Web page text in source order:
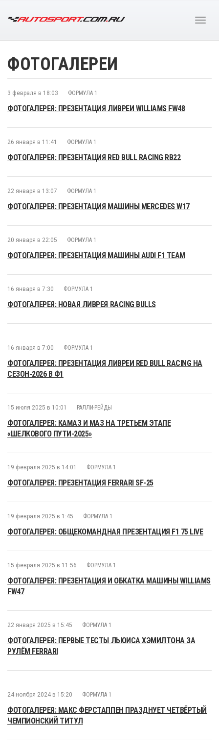
ФОТОГАЛЕРЕИ
3 февраля в 18:03 ФОРМУЛА 1
ФОТОГАЛЕРЕЯ: ПРЕЗЕНТАЦИЯ ЛИВРЕИ WILLIAMS FW48
26 января в 11:41 ФОРМУЛА 1
ФОТОГАЛЕРЕЯ: ПРЕЗЕНТАЦИЯ RED BULL RACING RB22
22 января в 13:07 ФОРМУЛА 1
ФОТОГАЛЕРЕЯ: ПРЕЗЕНТАЦИЯ МАШИНЫ MERCEDES W17
20 января в 22:05 ФОРМУЛА 1
ФОТОГАЛЕРЕЯ: ПРЕЗЕНТАЦИЯ МАШИНЫ AUDI F1 TEAM
16 января в 7:30 ФОРМУЛА 1
ФОТОГАЛЕРЕЯ: НОВАЯ ЛИВРЕЯ RACING BULLS
16 января в 7:00 ФОРМУЛА 1
ФОТОГАЛЕРЕЯ: ПРЕЗЕНТАЦИЯ ЛИВРЕИ RED BULL RACING НА
СЕЗОН-2026 В Ф1
15 июля 2025 в 10:01 РАЛЛИ-РЕЙДЫ
ФОТОГАЛЕРЕЯ: КАМАЗ И МАЗ НА ТРЕТЬЕМ ЭТАПЕ
«ШЕЛКОВОГО ПУТИ-2025»
19 февраля 2025 в 14:01 ФОРМУЛА 1
ФОТОГАЛЕРЕЯ: ПРЕЗЕНТАЦИЯ FERRARI SF-25
19 февраля 2025 в 1:45 ФОРМУЛА 1
ФОТОГАЛЕРЕЯ: ОБЩЕКОМАНДНАЯ ПРЕЗЕНТАЦИЯ F1 75 LIVE
15 февраля 2025 в 11:56 ФОРМУЛА 1
ФОТОГАЛЕРЕЯ: ПРЕЗЕНТАЦИЯ И ОБКАТКА МАШИНЫ WILLIAMS
FW47
22 января 2025 в 15:45 ФОРМУЛА 1
ФОТОГАЛЕРЕЯ: ПЕРВЫЕ ТЕСТЫ ЛЬЮИСА ХЭМИЛТОНА ЗА
РУЛЁМ FERRARI
24 ноября 2024 в 15:20 ФОРМУЛА 1
ФОТОГАЛЕРЕЯ: МАКС ФЕРСТАППЕН ПРАЗДНУЕТ ЧЕТВЁРТЫЙ
ЧЕМПИОНСКИЙ ТИТУЛ